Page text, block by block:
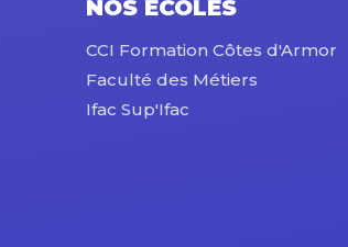
NOS ÉCOLES
CCI Formation Côtes d'Armor
Faculté des Métiers
Ifac Sup'Ifac